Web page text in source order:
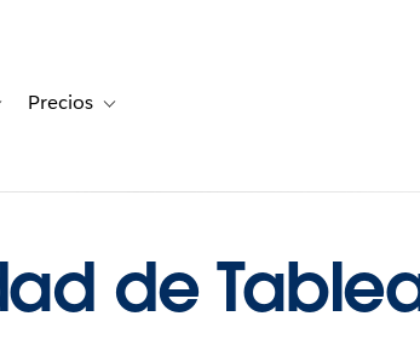
for Soluciones
sub-navigation for Recursos
Precios Toggle sub-navigation for Precios
de